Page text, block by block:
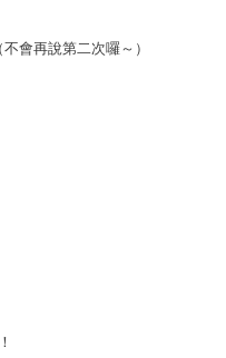
會再說第二次囉～）